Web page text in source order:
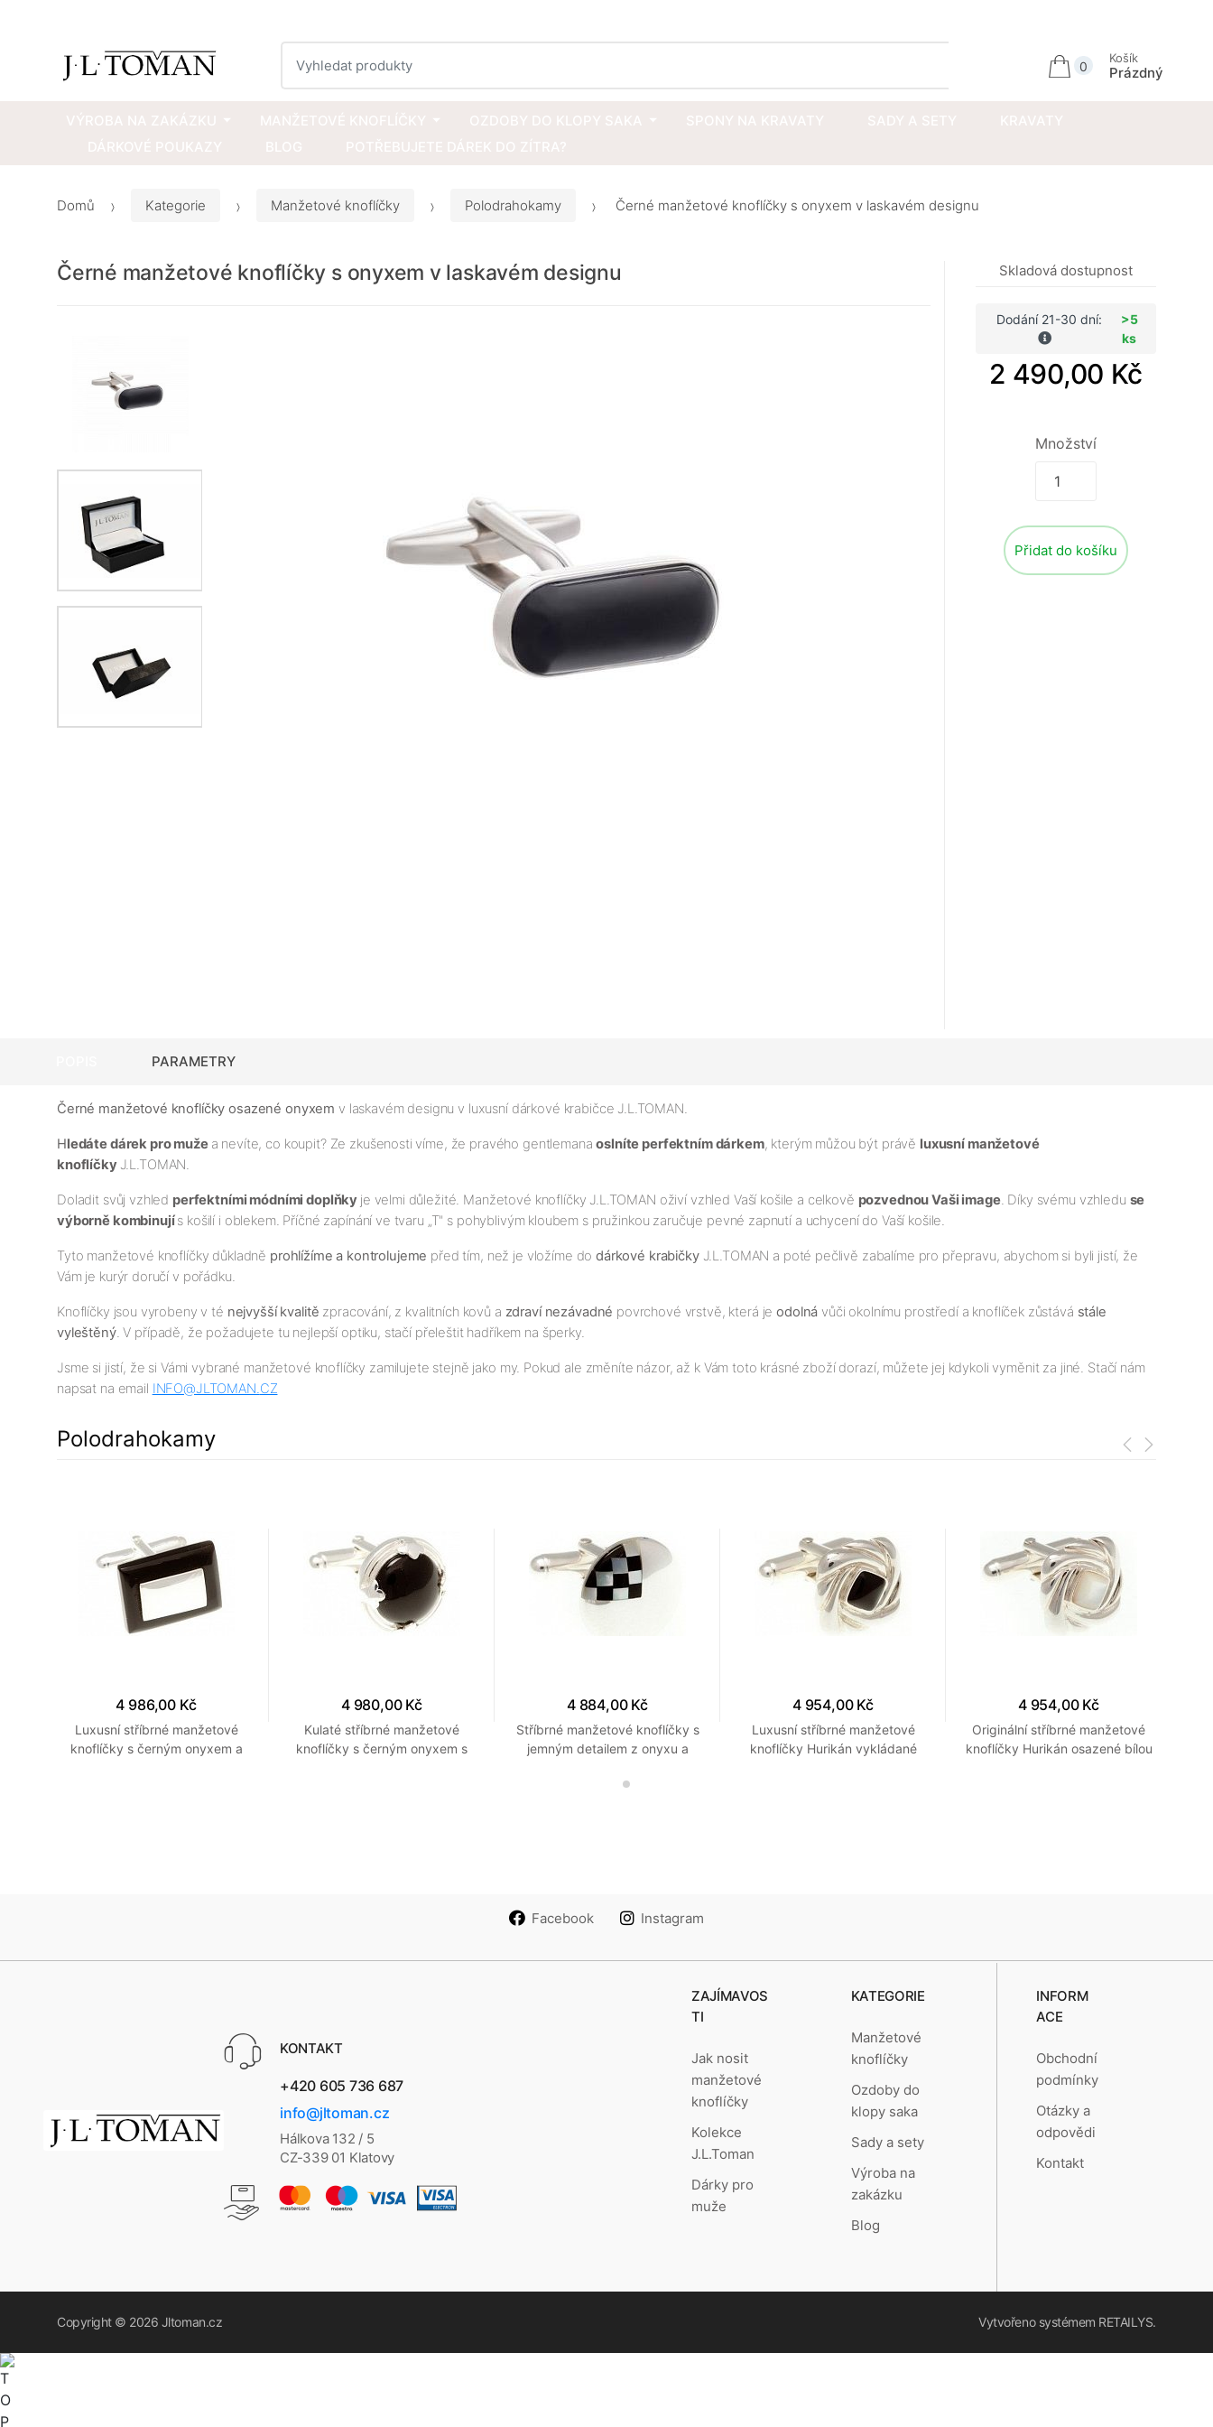
0
Košík
Prázdný
Domů Kategorie Manžetové knoflíčky Polodrahokamy Černé manžetové knoflíčky s onyxem v laskavém designu
Černé manžetové knoflíčky s onyxem v laskavém designu Skladová dostupnost
Dodání 21-30 dní:
>5
ks
2 490,00 Kč
Množství
Přidat do košíku
PARAMETRY
Černé manžetové knoflíčky osazené onyxem v laskavém designu v luxusní dárkové krabičce J.L.TOMAN.
Hledáte dárek pro muže a nevíte, co koupit? Ze zkušenosti víme, že pravého gentlemanaoslníte perfektním dárkem, kterým můžou být právě luxusní manžetové
knoflíčky J.L.TOMAN.
Doladit svůj vzhled perfektními módními doplňky je velmi důležité. Manžetové knoflíčky J.L.TOMAN oživí vzhled Vaší košile a celkově pozvednou Vaši image. Díky svému vzhledu se
výborně kombinujís košilí i oblekem. Příčné zapínání ve tvaru „T" s pohyblivým kloubem s pružinkou zaručuje pevné zapnutí a uchycení do Vaší košile.
Tyto manžetové knoflíčky důkladně prohlížíme a kontrolujeme před tím, než je vložíme dodárkové krabičkyJ.L.TOMAN a poté pečlivě zabalíme pro přepravu, abychom si byli jistí, že
Vám je kurýr doručí v pořádku.
Knoflíčky jsou vyrobeny v té nejvyššíkvalitě zpracování, z kvalitních kovů a zdraví nezávadné povrchové vrstvě, která jeodolná vůči okolnímu prostředí a knoflíček zůstává stále
vyleštěný. V případě, že požadujete tu nejlepší optiku, stačí přeleštit hadříkem na šperky.
Jsme si jistí, že si Vámi vybrané manžetové knoflíčky zamilujete stejně jako my. Pokud ale změníte názor, až k Vám toto krásné zboží dorazí, můžete jej kdykoli vyměnit za jiné. Stačí nám
napsat na email INFO@JLTOMAN.CZ
Polodrahokamy
4 986,00 Kč
Luxusní stříbrné manžetové
knoflíčky s černým onyxem a
4 980,00 Kč
Kulaté stříbrné manžetové
knoflíčky s černým onyxem s
4 884,00 Kč
Stříbrné manžetové knoflíčky s
jemným detailem z onyxu a
4 954,00 Kč
Luxusní stříbrné manžetové
knoflíčky Hurikán vykládané
4 954,00 Kč
Originální stříbrné manžetové
knoflíčky Hurikán osazené bílou
Facebook Instagram
KONTAKT
+420 605 736 687
info@jltoman.cz
Hálkova 132 / 5
CZ-339 01 Klatovy
ZAJÍMAVOS
TI
Jak nosit
manžetové
knoflíčky
Kolekce
J.L.Toman
Dárky pro
muže
KATEGORIE
Manžetové
knoflíčky
Ozdoby do
klopy saka
Sady a sety
Výroba na
zakázku
Blog
INFORM
ACE
Obchodní
podmínky
Otázky a
odpovědi
Kontakt
Copyright © 2026 Jltoman.cz Vytvořeno systémem RETAILYS.